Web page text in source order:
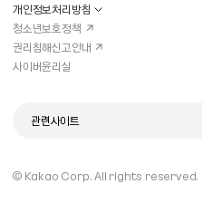
개인정보처리방침
청소년보호정책
권리침해신고안내
사이버윤리실
관련사이트
© Kakao Corp.All rights reserved.